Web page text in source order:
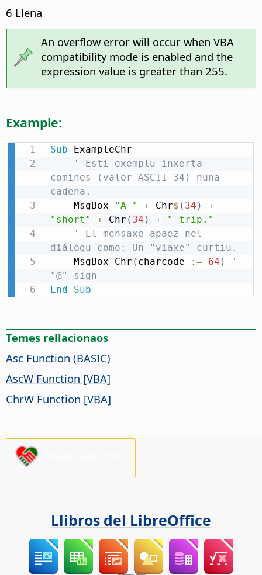
6 Llena
An overflow error will occur when VBA
compatibility mode is enabled and the
expression value is greater than 255.
Example:
Sub ExampleChr
' Esti exemplu inxerta
comines (valor ASCII 34) nuna
cadena.
    MsgBox
"A " + Chr$ ( 34 )
+
"short"
+ Chr ( 34 ) +
" trip."
' El mensaxe apaez nel
diálogu como: Un "viaxe" curtiu.
    MsgBox Chr
( charcode : = 64 )
'
"@" sign
End
Sub
Temes rellacionaos
Asc Function (BASIC)
AscW Function [VBA]
ChrW Function [VBA]
Llibros del LibreOffice